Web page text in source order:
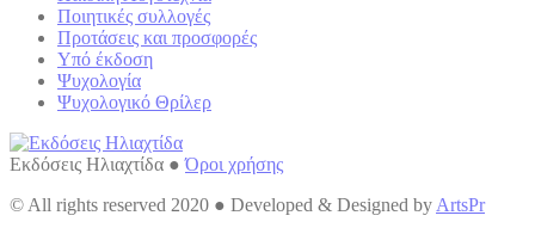
Ποιητικές συλλογές
Προτάσεις και προσφορές
Υπό έκδοση
Ψυχολογία
Ψυχολογικό Θρίλερ
Εκδόσεις Ηλιαχτίδα ●Όροι χρήσης
© All rights reserved 2020 ● Developed & Designed byArtsPr